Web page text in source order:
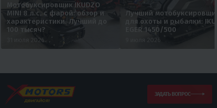
Мотобуксировщик IKUDZO
MINI 8 л.с. с фарой: обзор и
характеристики. Лучший до
100 тысяч?
31 июля 2026
Лучший
для охоты и рыбалки:
EGER 1450/500
9 июля 2026
ЗАДАТЬ ВОПРОС